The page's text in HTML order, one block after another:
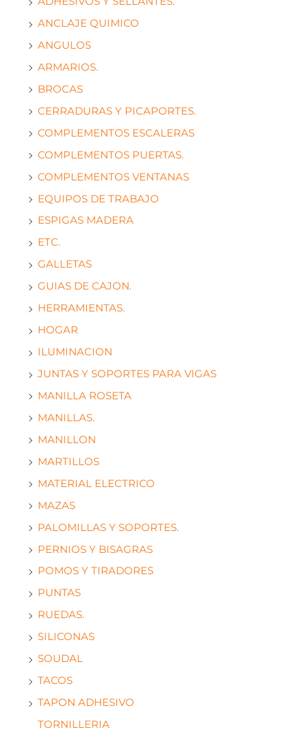
ANCLAJE QUIMICO
ANGULOS
ARMARIOS.
BROCAS
CERRADURAS Y PICAPORTES.
COMPLEMENTOS ESCALERAS
COMPLEMENTOS PUERTAS.
COMPLEMENTOS VENTANAS
EQUIPOS DE TRABAJO
ESPIGAS MADERA
ETC.
GALLETAS
GUIAS DE CAJON.
HERRAMIENTAS.
HOGAR
ILUMINACION
JUNTAS Y SOPORTES PARA VIGAS
MANILLA ROSETA
MANILLAS.
MANILLON
MARTILLOS
MATERIAL ELECTRICO
MAZAS
PALOMILLAS Y SOPORTES.
PERNIOS Y BISAGRAS
POMOS Y TIRADORES
PUNTAS
RUEDAS.
SILICONAS
SOUDAL
TACOS
TAPON ADHESIVO
TORNILLERIA